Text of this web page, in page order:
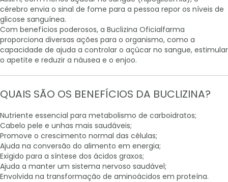
cérebro envia o sinal de fome para a pessoa repor os níveis de
glicose sanguínea.
Com benefícios poderosos, a Buclizina Oficialfarma
proporciona diversas ações para o organismo, como a
capacidade de ajuda a controlar o açúcar no sangue, estimular
o apetite e reduzir a náusea e o enjoo.
QUAIS SÃO OS BENEFÍCIOS DA BUCLIZINA?
Nutriente essencial para metabolismo de carboidratos;
Cabelo pele e unhas mais saudáveis;
Promove o crescimento normal das células;
Ajuda na conversão do alimento em energia;
Exigido para a síntese dos ácidos graxos;
Ajuda a manter um sistema nervoso saudável;
Envolvida na transformação de aminoácidos em proteína.